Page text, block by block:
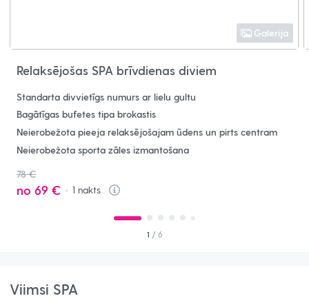
Galerija
Relaksējošas SPA brīvdienas diviem
Standarta divvietīgs numurs ar lielu gultu
Bagātīgas bufetes tipa brokastis
Neierobežota pieeja relaksējošajam ūdens un pirts centram
Neierobežota sporta zāles izmantošana
78 €
no 69 € 1nakts
Info
1 / 6
Viimsi SPA